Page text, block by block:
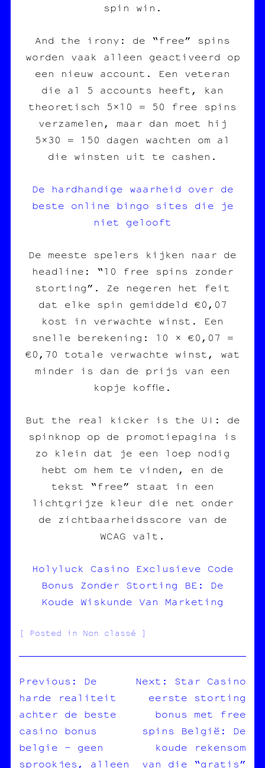
spin win.
And the irony: de “free” spins
worden vaak alleen geactiveerd op
een nieuw account. Een veteran
die al 5 accounts heeft, kan
theoretisch 5×10 = 50 free spins
verzamelen, maar dan moet hij
5×30 = 150 dagen wachten om al
die winsten uit te cashen.
De hardhandige waarheid over de
beste online bingo sites die je
niet gelooft
De meeste spelers kijken naar de
headline: “10 free spins zonder
storting”. Ze negeren het feit
dat elke spin gemiddeld €0,07
kost in verwachte winst. Een
snelle berekening: 10 × €0,07 =
€0,70 totale verwachte winst, wat
minder is dan de prijs van een
kopje koffie.
But the real kicker is the UI: de
spinknop op de promotiepagina is
zo klein dat je een loep nodig
hebt om hem te vinden, en de
tekst “free” staat in een
lichtgrijze kleur die net onder
de zichtbaarheidsscore van de
WCAG valt.
Holyluck Casino Exclusieve Code
Bonus Zonder Storting BE: De
Koude Wiskunde Van Marketing
Posted in Non classé
NAVIGATION
DE
L’ARTICLE
Previous:
De
harde realiteit
achter de beste
casino bonus
belgie – geen
sprookjes, alleen
Next:
Star Casino
eerste storting
bonus met free
spins België: De
koude rekensom
van die “gratis”